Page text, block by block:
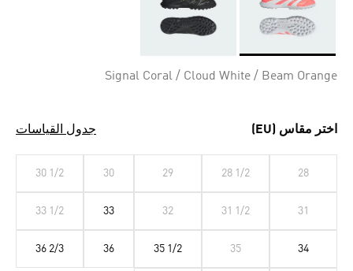
Signal Coral / Cloud White / Beam Orange
اختر مقاس (EU) جدول القياسات
28
28 1/2
29
30
30 1/2
31
31 1/2
32
33
33 1/2
34
35
35 1/2
36
36 2/3